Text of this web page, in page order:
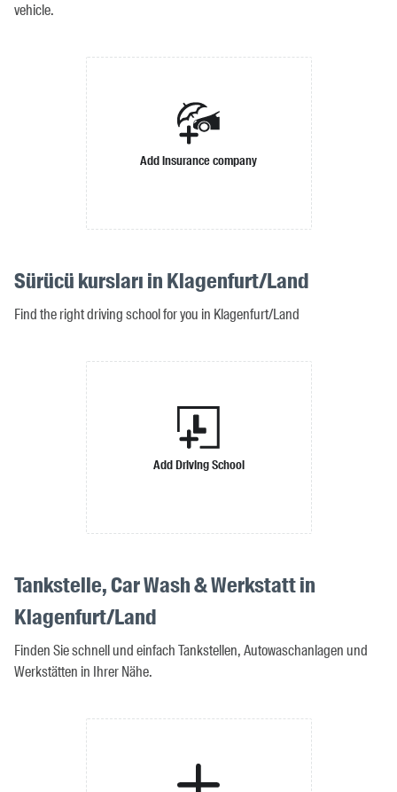
vehicle.
Add insurance company
Sürücü kursları in Klagenfurt/Land
Find the right driving school for you in Klagenfurt/Land
Add Driving School
Tankstelle, Car Wash & Werkstatt in
Klagenfurt/Land
Finden Sie schnell und einfach Tankstellen, Autowaschanlagen und
Werkstätten in Ihrer Nähe.